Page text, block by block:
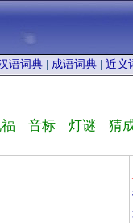
语词典 成语词典 近义
音标 灯谜 猜